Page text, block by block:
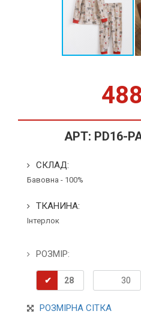
488
АРТ: PD16-
СКЛАД:
Бавовна - 100%
ТКАНИНА:
Інтерлок
РОЗМІР:
28 30
РОЗМІРНА СІТКА